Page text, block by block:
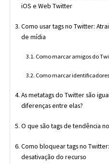
iOS e Web Twitter
Como usar tags no Twitter:
de mídia
Como marcar amigos do
Como marcar
As metatags do Twitter são
diferenças entre elas?
O que são tags de tendência
Como bloquear tags no
desativação do recurso